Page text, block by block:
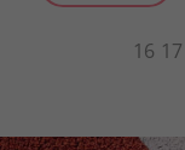
16 17